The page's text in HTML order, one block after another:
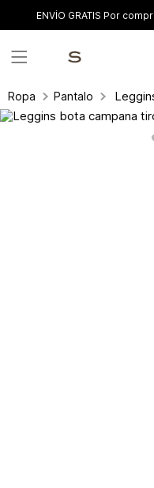
ENVÍO GRATIS Por
Ropa Pantalones y